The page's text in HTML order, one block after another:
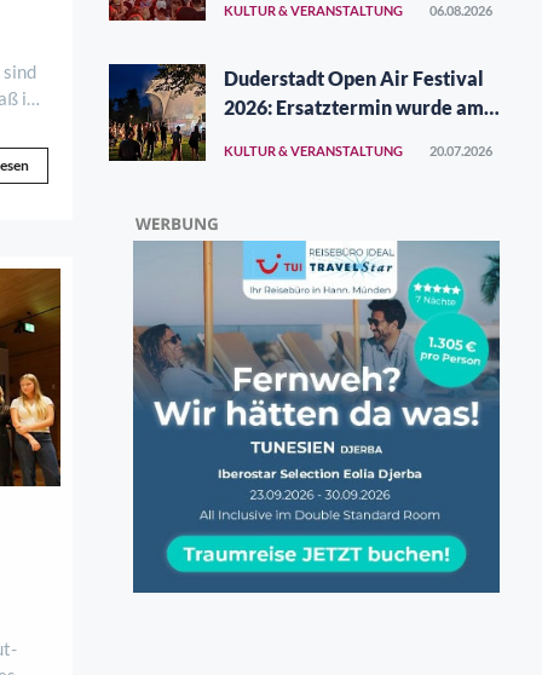
im
KULTUR & VERANSTALTUNG 06.08.2026
Duderstadt Open Air Festival
2026: Ersatztermin wurde am
KULTUR & VERANSTALTUNG 20.07.2026